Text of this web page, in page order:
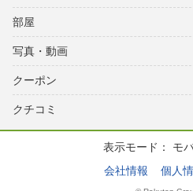
部屋
写真・動画
クーポン
クチコミ
表示モード： モ
会社情報
個人